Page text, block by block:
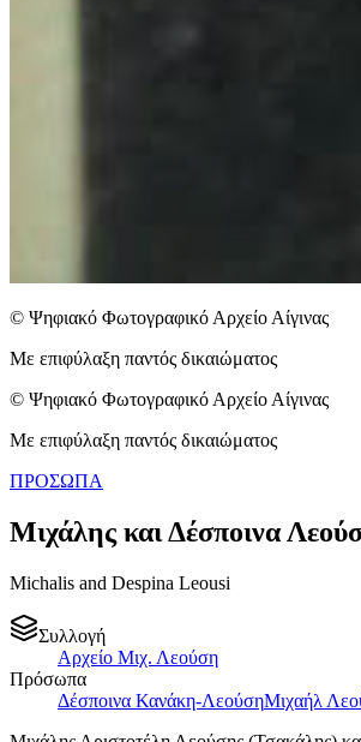
© Ψηφιακό Φωτογραφικό Αρχείο Αίγινας
Με επιφύλαξη παντός δικαιώματος
© Ψηφιακό Φωτογραφικό Αρχείο Αίγινας
Με επιφύλαξη παντός δικαιώματος
ΠΡΟΣΩΠΑ
Μιχάλης και Δέσποινα
Michalis and Despina Leousi
Συλλογή
Αρχείο Μιχ. Λεούση
Πρόσωπα
Δέσποινα Κανάκη-ΛεούσηΜιχαήλ